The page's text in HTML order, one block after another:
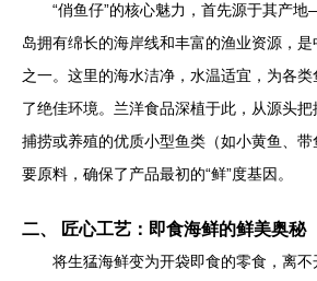
“俏鱼仔”的核心魅力，首先源于其产
岛拥有绵长的海岸线和丰富的渔业资源，
之一。这里的海水洁净，水温适宜，为各
了绝佳环境。兰洋食品深植于此，从源头
捕捞或养殖的优质小型鱼类（如小黄鱼、
要原料，确保了产品最初的“鲜”度基因。
二、 匠心工艺：即食海鲜的鲜美奥秘
将生猛海鲜变为开袋即食的零食，离